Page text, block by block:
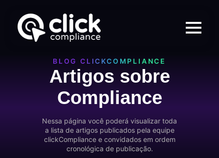
BLOG CLICKCOMPLIANCE
Artigos sobre
Compliance
Nessa página você poderá visualizar toda
a lista de artigos publicados pela equipe
clickCompliance e convidados em ordem
cronológica de publicação.